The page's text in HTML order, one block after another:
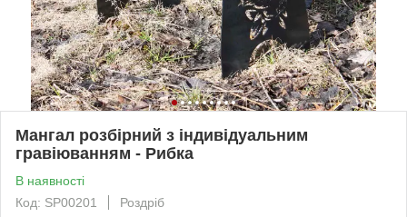
Мангал розбірний з індивідуальним
гравіюванням - Рибка
В наявності
Код: SP00201
Роздріб